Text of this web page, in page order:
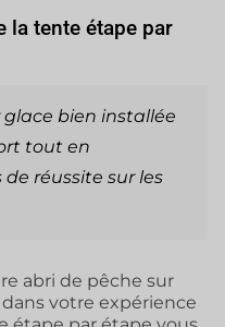
la tente étape par
glace bien installée
tout en
réussite sur les
abri de pêche sur
votre expérience